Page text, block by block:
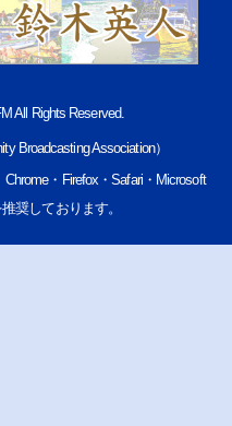
All Rights Reserved.
Broadcasting Association）
・Firefox・Safari・Microsoft
奨しております。